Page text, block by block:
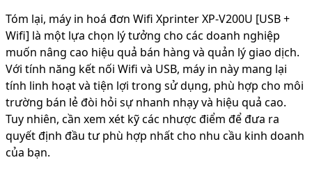
Tóm lại, máy in hoá đơn Wifi Xprinter XP-V200U [USB +
Wifi] là một lựa chọn lý tưởng cho các doanh nghiệp
muốn nâng cao hiệu quả bán hàng và quản lý giao dịch.
Với tính năng kết nối Wifi và USB, máy in này mang lại
tính linh hoạt và tiện lợi trong sử dụng, phù hợp cho môi
trường bán lẻ đòi hỏi sự nhanh nhạy và hiệu quả cao.
Tuy nhiên, cần xem xét kỹ các nhược điểm để đưa ra
quyết định đầu tư phù hợp nhất cho nhu cầu kinh doanh
của bạn.